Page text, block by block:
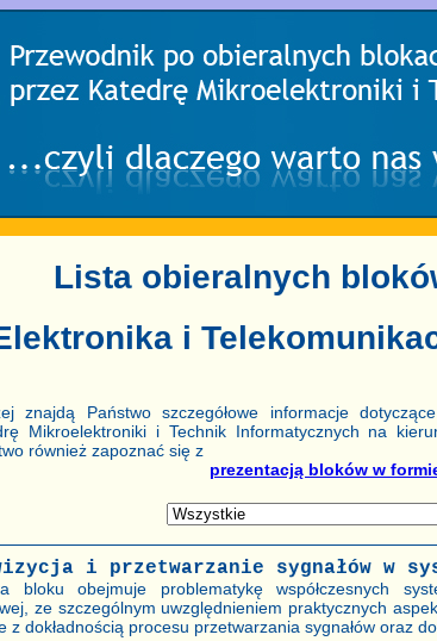
Lista obieralnych
i
znajdą Państwo szczegółowe informacje
Mikroelektroniki i Technik Informatycznych na
również zapoznać się z
prezentacją bloków w
i przetwarzanie sygnałów w
bloku obejmuje problematykę współczesnych
ze szczególnym uwzględnieniem praktycznych
z dokładnością procesu przetwarzania sygnałów oraz